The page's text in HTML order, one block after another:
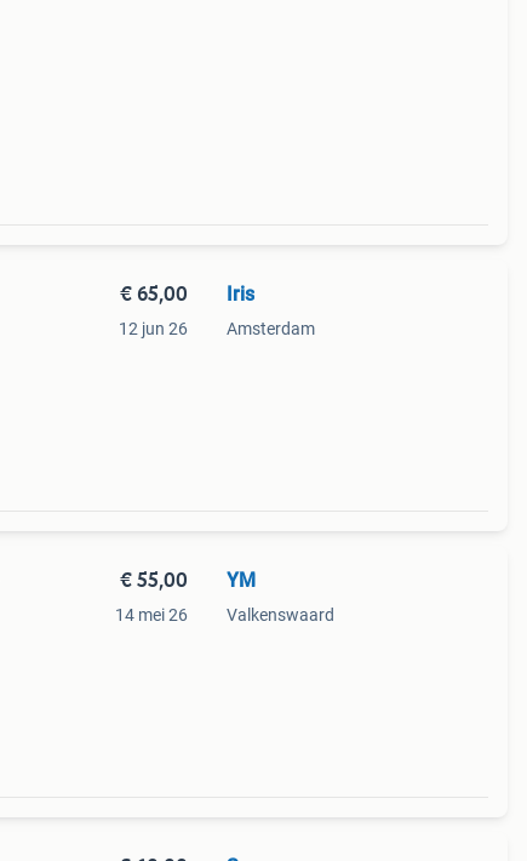
€ 65,00
12 jun 26
Iris
Amsterdam
€ 55,00
14 mei 26
YM
Valkenswaard